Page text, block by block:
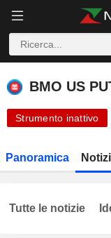
BMO US PUT
BMO US
Strumento inattivo
Panoramica
Tutte le notizie